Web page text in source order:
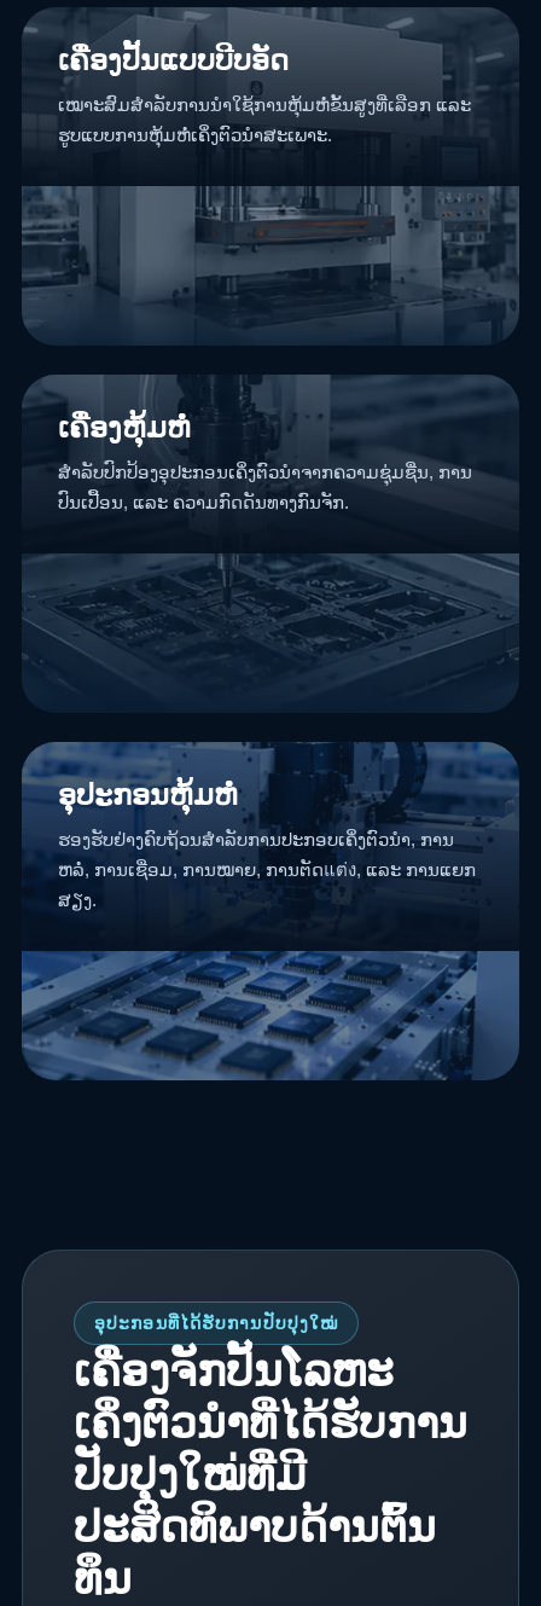
ເຄື່ອງປັ້ນແບບບີບອັດ
ເໝາະສົມສຳລັບການນຳໃຊ້ການຫຸ້ມຫໍ່ຂັ້ນສູງທີ່ເລືອກ ແລະ
ຮູບແບບການຫຸ້ມຫໍ່ເຄິ່ງຕົວນຳສະເພາະ.
ເຄື່ອງຫຸ້ມຫໍ່
ສຳລັບປົກປ້ອງອຸປະກອນເຄິ່ງຕົວນຳຈາກຄວາມຊຸ່ມຊື່ນ, ການ
ປົນເປື້ອນ, ແລະ ຄວາມກົດດັນທາງກົນຈັກ.
ອຸປະກອນຫຸ້ມຫໍ່
ຮອງຮັບຢ່າງຄົບຖ້ວນສຳລັບການປະກອບເຄິ່ງຕົວນຳ, ການ
ຫລໍ່, ການເຊື່ອມ, ການໝາຍ, ການຕັດแต่ง, ແລະ ການແຍກ
ສຽງ.
ອຸປະກອນທີ່ໄດ້ຮັບການປັບປຸງໃໝ່
ເຄື່ອງຈັກປັ້ນໂລຫະ
ເຄິ່ງຕົວນຳທີ່ໄດ້ຮັບການ
ປັບປຸງໃໝ່ທີ່ມີ
ປະສິດທິພາບດ້ານຕົ້ນ
ທຶນ